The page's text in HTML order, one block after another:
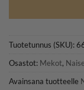
Tuotetunnus (SKU):
Osastot: Mekot,
Avainsana tuotteelle